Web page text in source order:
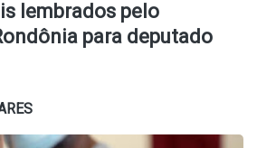
lembrados pelo
para deputado